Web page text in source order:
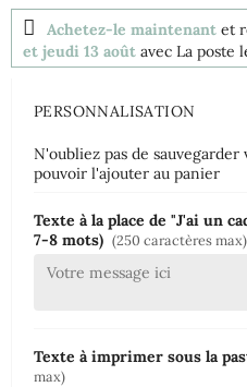
Achetez-le maintenant et
et jeudi 13 août avec La poste
PERSONNALISATION
N'oubliez pas de
pouvoir l'ajouter au panier
Texte à la place de "J'ai un
7-8 mots) (250 caractères max)
Texte à imprimer sous la
max)